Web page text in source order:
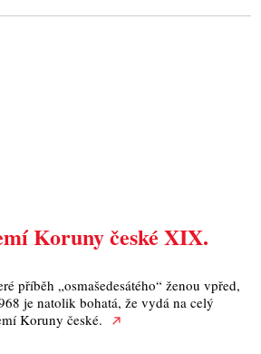
Koruny české XIX.
příběh „osmašedesátého“ ženou vpřed,
je natolik bohatá, že vydá na celý
Koruny české.